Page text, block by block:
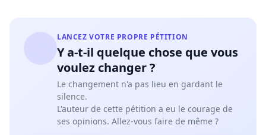
LANCEZ VOTRE PROPRE PÉTITION
Y a-t-il quelque chose que vous
voulez changer ?
Le changement n'a pas lieu en gardant le
silence.
L'auteur de cette pétition a eu le courage de
ses opinions. Allez-vous faire de même ?